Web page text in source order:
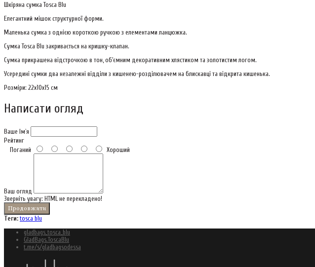
Шкіряна сумка Tosca Blu
Елегантний мішок структурної форми.
Маленька сумка з однією короткою ручкою з елементами ланцюжка.
Сумка Tosca Blu закривається на кришку-клапан.
Сумка прикрашена відстрочкою в тон, об'ємним декоративним хлястиком та золотистим логом.
Усередині сумки два незалежні відділи з кишенею-розділювачем на блискавці та відкрита кишенька.
Розміри: 22х10х15 см
Написати огляд
Ваше Ім`я
Рейтинг
Поганий
Хороший
Ваш огляд
Зверніть увагу: HTML не перекладено!
Продовжити
Теги: tosca blu
gladbags_tosca_blu
GladBags.ToscaBlu
t.me/s/gladbagsodessa